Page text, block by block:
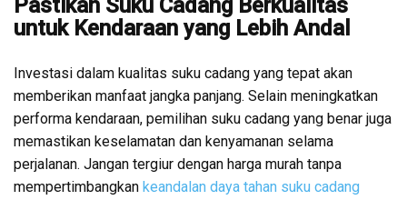
Pastikan Suku Cadang Berkualitas
untuk Kendaraan yang Lebih Andal
Investasi dalam kualitas suku cadang yang tepat akan
memberikan manfaat jangka panjang. Selain meningkatkan
performa kendaraan, pemilihan suku cadang yang benar juga
memastikan keselamatan dan kenyamanan selama
perjalanan. Jangan tergiur dengan harga murah tanpa
mempertimbangkan keandalan daya tahan suku cadang